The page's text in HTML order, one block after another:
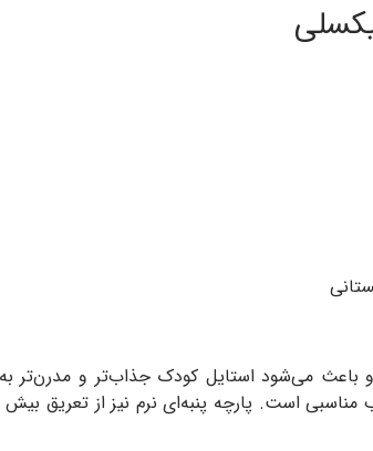
می‌شود استایل کودک جذاب‌تر و مدرن‌تر به
است. پارچه پنبه‌ای نرم نیز از تعریق